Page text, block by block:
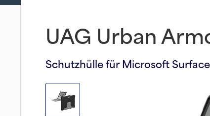
UAG Urban
Schutzhülle für Microsoft